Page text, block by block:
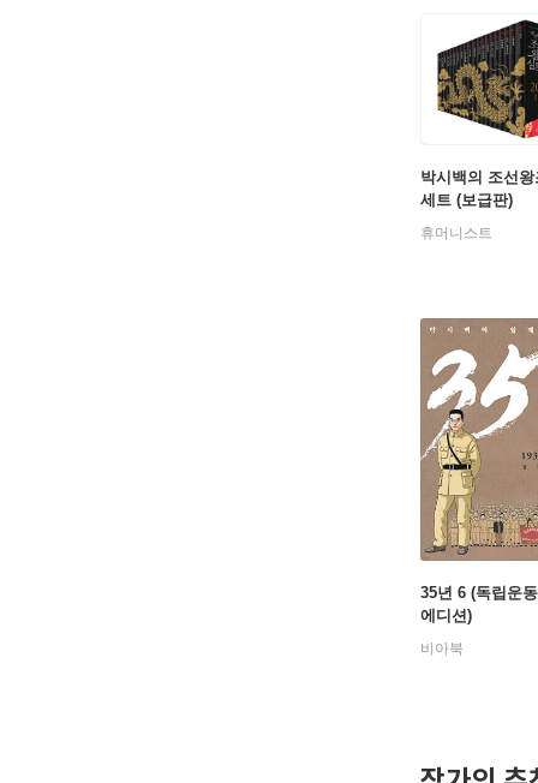
박시백의 조선
세트 (보급판)
휴머니스트
35년 6 (독립운
에디션)
비아북